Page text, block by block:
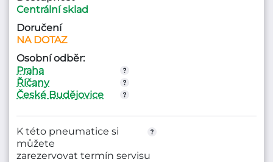
Centrální sklad
Doručení
NA DOTAZ
Osobní odběr:
Praha
Říčany
České Budějovice
K této pneumatice si
můžete
zarezervovat termín servisu